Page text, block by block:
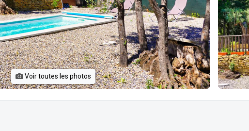
Voir toutes les photos